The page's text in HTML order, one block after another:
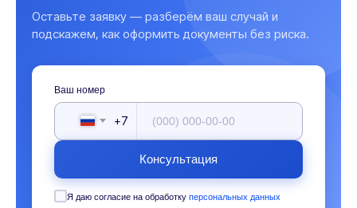
Оставьте заявку — разберём ваш случай и
подскажем, как оформить документы без риска.
Ваш номер
+7
Консультация
Я даю согласие на обработку персональных данных